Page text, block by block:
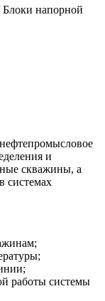
Блоки напорной
и
скважины, а
системах
работы системы